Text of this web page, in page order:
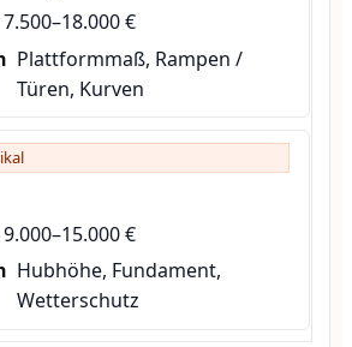
7.500–18.000 €
Plattformmaß, Rampen /
Türen, Kurven
9.000–15.000 €
Hubhöhe, Fundament,
Wetterschutz